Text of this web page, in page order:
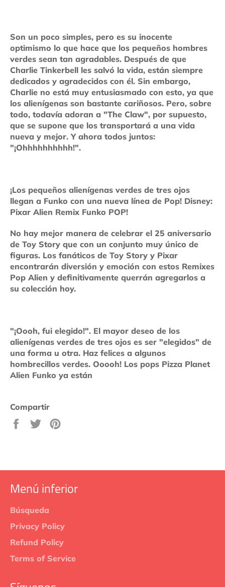
Son un poco simples, pero es su inocente
optimismo lo que hace que los pequeños hombres
verdes sean tan agradables. Después de que
Charlie Tinkerbell les salvó la vida, están siempre
dedicados y agradecidos con él. Sin embargo,
Charlie no está muy entusiasmado con esto, ya que
los alienígenas son bastante cariñosos. Pero, sobre
todo, todavía adoran a "The Claw", por supuesto,
que se supone que los transportará a una vida
nueva y mejor. Y ahora todos juntos:
"¡Ohhhhhhhhhh!".
¡Los pequeños alienígenas verdes de tres ojos
llegan a Funko con una nueva línea de Pop! Disney:
Pixar Alien Remix Funko POP!
No hay mejor manera de celebrar el 25 aniversario
de Toy Story que con un conjunto muy único de
figuras. Los fanáticos de Toy Story y Pixar
encontrarán diversión y emoción con estos Remixes
Pop Alien y definitivamente querrán agregarlos a
su colección hoy.
"¡Oooh, fui elegido!". El mayor deseo de los
alienígenas verdes de tres ojos es ser "elegidos" de
una forma u otra. Haz felices a algunos
hombrecillos verdes. Ooooh! Los pops Pizza Planet
Alien Funko ya están
Compartir
Compartir
Tuitear
Menú inferior
Búsqueda
Privacy Policy
Refund Policy
Terms of Service